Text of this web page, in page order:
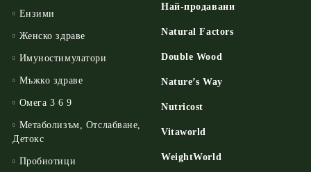
Ензими
Женско здраве
Имуностимулатори
Мъжко здраве
Омега 3 6 9
Метаболизъм, Отслабване,
Детокс
Пробиотици
Най-продавани
Natural Factors
Double Wood
Nature’s Way
Nutricost
Vitaworld
WeightWorld